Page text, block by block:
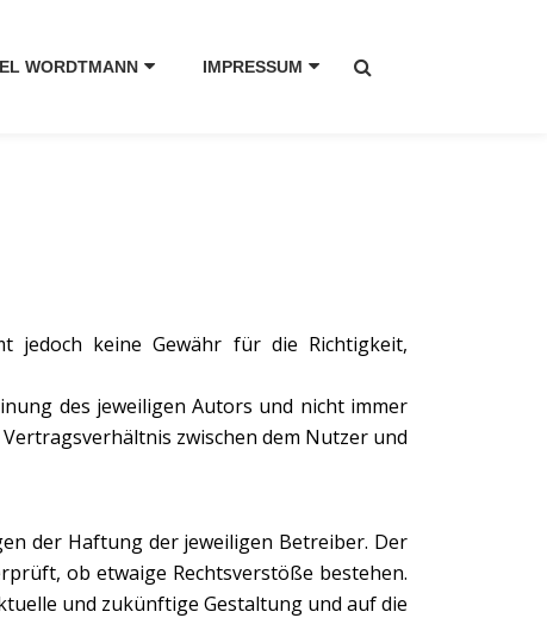
WORDTMANN IMPRESSUM
jedoch keine Gewähr für die Richtigkeit,
des jeweiligen Autors und nicht immer
zwischen dem Nutzer und
der Haftung der jeweiligen Betreiber. Der
ob etwaige Rechtsverstöße bestehen.
und zukünftige Gestaltung und auf die